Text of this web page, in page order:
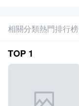
相關分類熱門排行榜
TOP 1